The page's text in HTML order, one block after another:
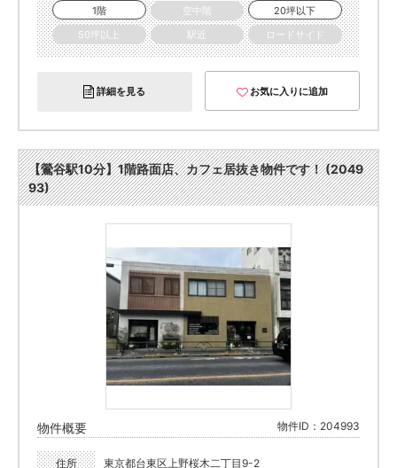
1階
空中階
20坪以下
50坪以上
駅近 ロードサイド
詳細を見る お気に入りに追加
【鶯谷駅10分】1階路面店、カフェ居抜き物件です！ (2049
93)
物件概要 物件ID：204993
住所 東京都台東区上野桜木二丁目9-2